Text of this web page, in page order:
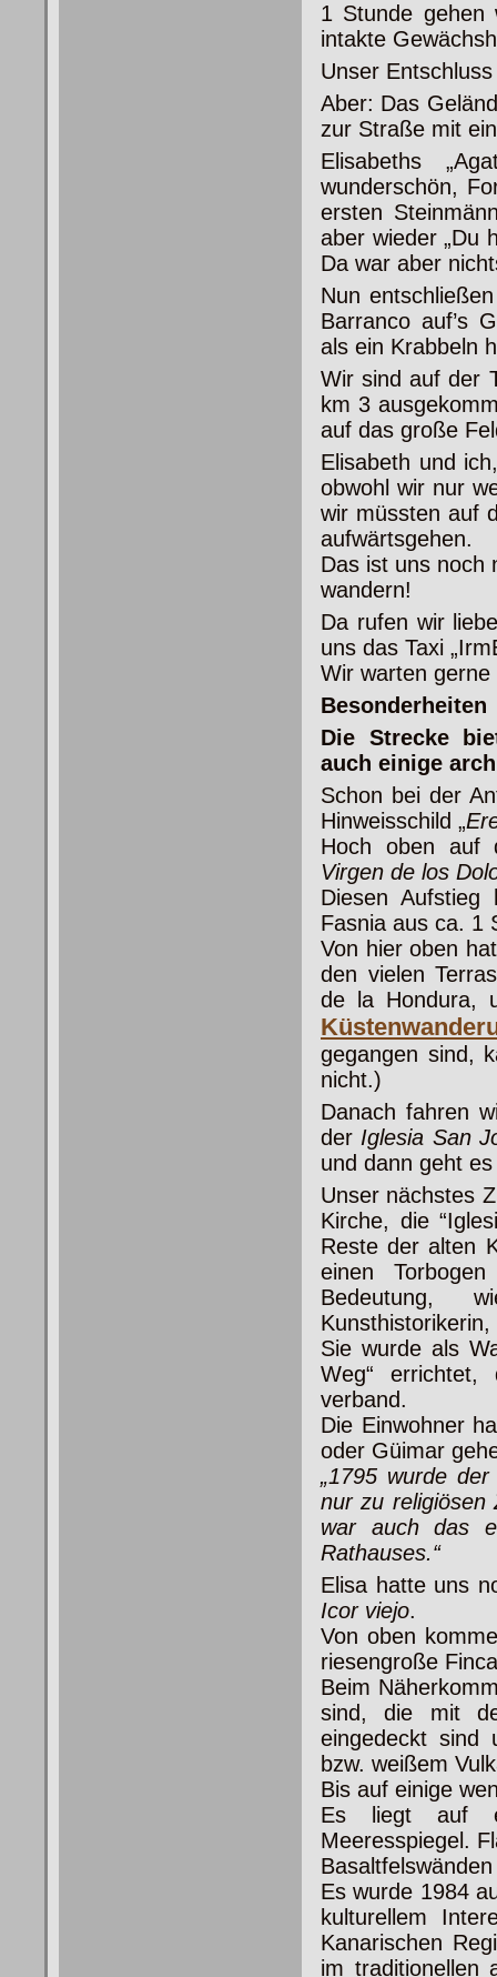
1 Stunde gehen
intakte
Unser
Aber: Das
zur Straße mit
Elisabeths
wunderschön,
ersten
aber wieder „Du
Da war aber
Nun
Barranco auf’s
als ein Krabbeln
Wir sind auf der
km 3
auf das große
Elisabeth und
obwohl wir nur
wir müssten auf
aufwärtsgehen.
Das ist uns noch
wandern!
Da rufen wir
uns das Taxi
Wir warten
Besonderheiten
Die Strecke
auch einige
Schon bei der
Hinweisschild „
Hoch oben auf
Virgen de los
Diesen
Fasnia aus ca. 1
Von hier oben
den vielen
de la Hondura,
gegangen sind,
nicht.)
Danach fahren
der Iglesia San
und dann geht
Unser nächstes
Kirche, die
Reste der alten
einen
Bedeutung,
Kunsthistorikerin,
Sie wurde als
Weg“
verband.
Die Einwohner
oder Güimar
„1795 wurde
nur zu religiösen
war auch das
Rathauses.“
Elisa hatte uns
Icor viejo.
Von oben
riesengroße
Beim
sind, die mit
eingedeckt sind
bzw. weißem
Bis auf einige
Es liegt auf
Meeresspiegel.
Es wurde 1984
kulturellem
Kanarischen
im traditionellen